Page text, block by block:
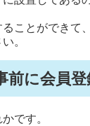
ことができて
。
前に会員
です。